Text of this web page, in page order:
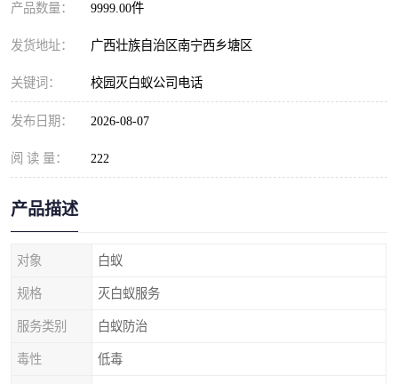
产品数量： 9999.00件
发货地址： 广西壮族自治区南宁西乡塘区
关键词： 校园灭白蚁公司电话
发布日期： 2026-08-07
阅 读 量： 222
产品描述
对象 白蚁
规格 灭白蚁服务
服务类别 白蚁防治
毒性 低毒